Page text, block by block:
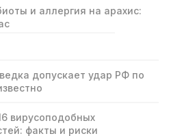
и аллергия на арахис:
допускает удар РФ по
вирусоподобных
факты и риски